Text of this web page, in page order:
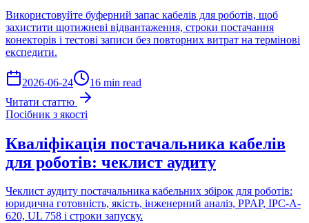
Використовуйте буферний запас кабелів для роботів, щоб
захистити щотижневі відвантаження, строки постачання
конекторів і тестові записи без повторних витрат на термінові
експедити.
2026-06-24
16 min read
Читати статтю
Посібник з якості
Кваліфікація постачальника кабелів
для роботів: чеклист аудиту
Чеклист аудиту постачальника кабельних збірок для роботів:
юридична готовність, якість, інженерний аналіз, PPAP, IPC-A-
620, UL 758 і строки запуску.